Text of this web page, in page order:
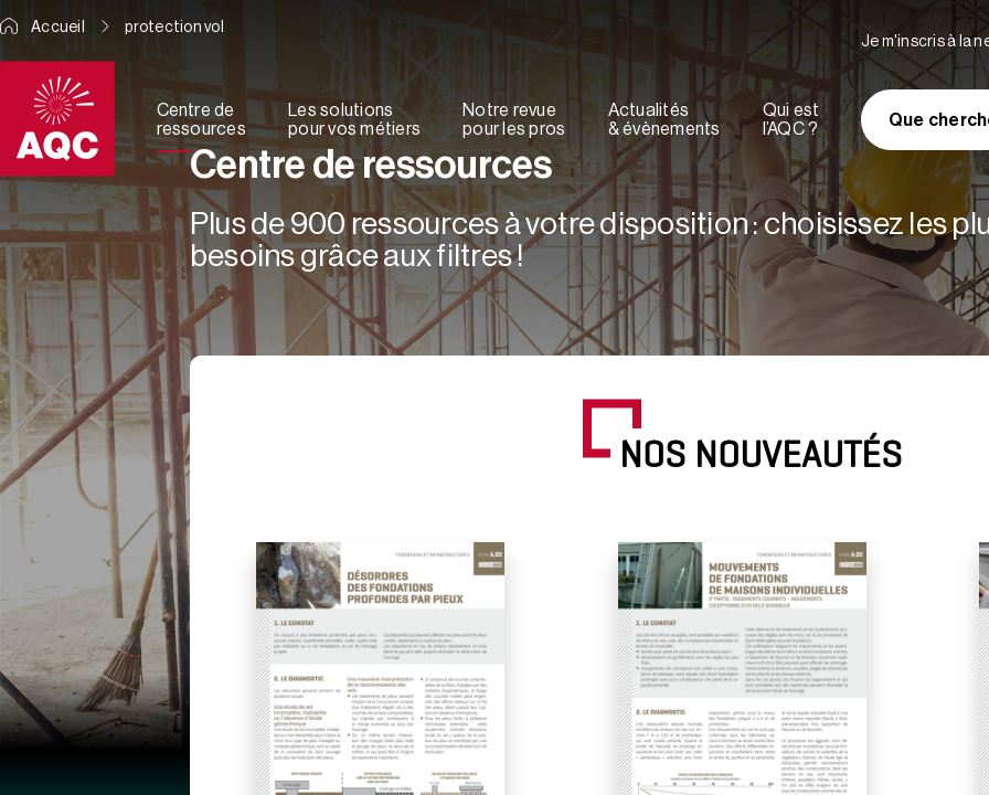
Centre de
ressources
Les solutions
pour vos métiers
Notre revue
pour les pros
Actualités
& évènements
Qui est
l’AQC ?
Je m'inscris à la
Que
Accueil protection vol
Centre de ressources
Plus de 900 ressources à votre disposition : choisissez les
besoins grâce aux filtres !
NOS NOUVEAUTÉS